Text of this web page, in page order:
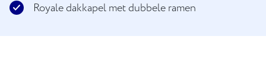
Royale dakkapel met dubbele ramen